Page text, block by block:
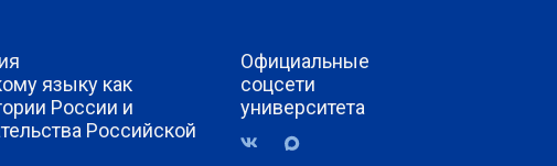
языку как
России и
Российской
Официальные
соцсети
университета